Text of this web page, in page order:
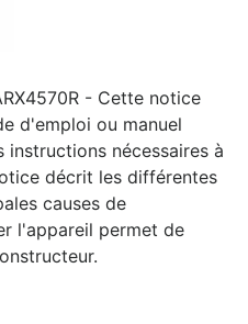
- Cette notice
d'emploi ou manuel
nécessaires à
décrit les différentes
causes de
l'appareil permet de